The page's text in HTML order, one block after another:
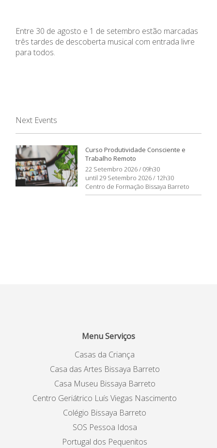
Entre 30 de agosto e 1 de setembro estão marcadas
três tardes de descoberta musical com entrada livre
para todos.
Next Events
Curso Produtividade Consciente e
Trabalho Remoto
22 Setembro 2026 / 09h30
until 29 Setembro 2026 / 12h30
Centro de Formação Bissaya Barreto
Menu Serviços
Casas da Criança
Casa das Artes Bissaya Barreto
Casa Museu Bissaya Barreto
Centro Geriátrico Luís Viegas Nascimento
Colégio Bissaya Barreto
SOS Pessoa Idosa
Portugal dos Pequenitos